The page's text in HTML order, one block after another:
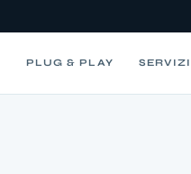
PLUG & PLAY SERVIZI